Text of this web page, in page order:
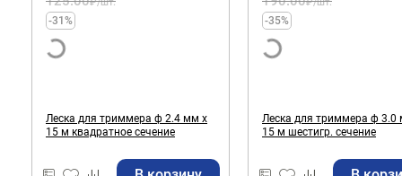
₽/шт.
-31%
Леска для триммера ф 2.4 мм х
15 м квадратное сечение
₽/шт.
-35%
Леска для триммера ф 3.0
15 м шестигр. сечение